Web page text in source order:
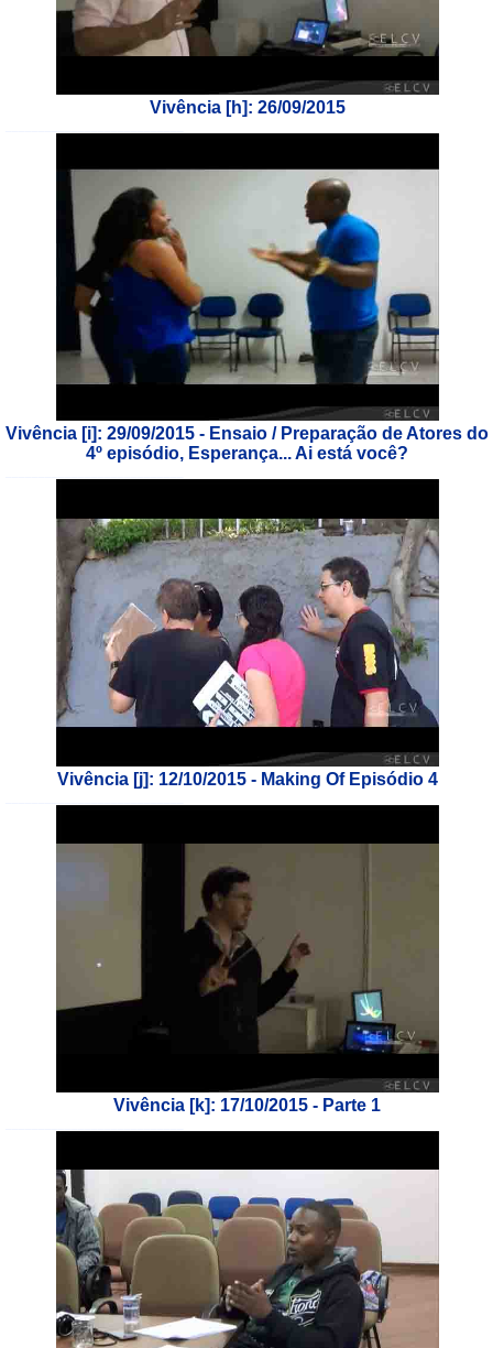
Vivência [h]: 26/09/2015
Vivência [i]: 29/09/2015 - Ensaio / Preparação de Atores do
4º episódio, Esperança... Ai está você?
Vivência [j]: 12/10/2015 - Making Of Episódio 4
Vivência [k]: 17/10/2015 - Parte 1